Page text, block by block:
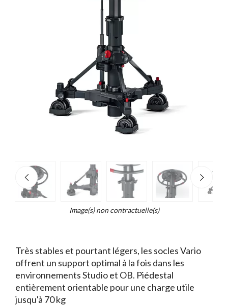
Image(s) non contractuelle(s)
Très stables et pourtant légers, les socles Vario
offrent un support optimal à la fois dans les
environnements Studio et OB. Piédestal
entièrement orientable pour une charge utile
jusqu'à 70 kg